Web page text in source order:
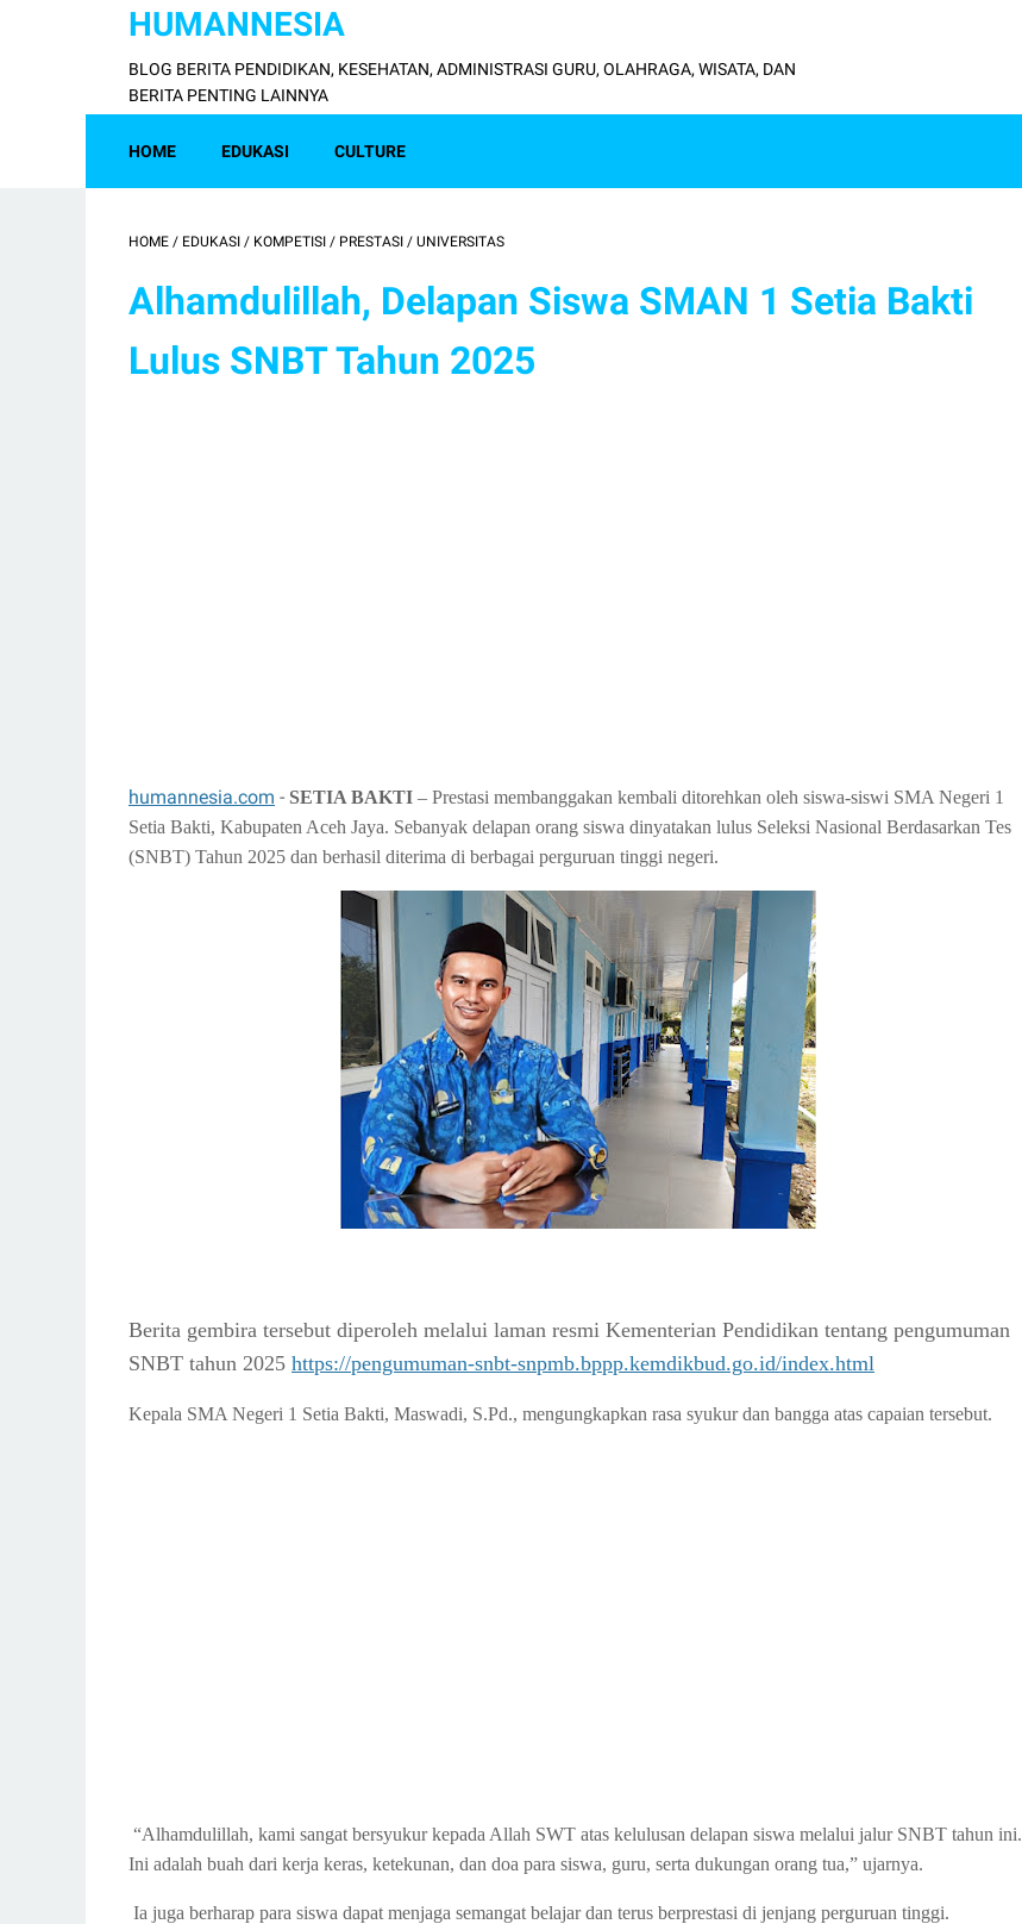
HUMANNESIA
BLOG BERITA PENDIDIKAN, KESEHATAN, ADMINISTRASI GURU, OLAHRAGA, WISATA, DAN
BERITA PENTING LAINNYA
HOME EDUKASI CULTURE
HOME / EDUKASI / KOMPETISI / PRESTASI / UNIVERSITAS
Alhamdulillah, Delapan Siswa SMAN 1 Setia Bakti
Lulus SNBT Tahun 2025
humannesia.com - SETIA BAKTI – Prestasi membanggakan kembali ditorehkan oleh siswa-siswi SMA Negeri 1
Setia Bakti, Kabupaten Aceh Jaya. Sebanyak delapan orang siswa dinyatakan lulus Seleksi Nasional Berdasarkan Tes
(SNBT) Tahun 2025 dan berhasil diterima di berbagai perguruan tinggi negeri.
Berita gembira tersebut diperoleh melalui laman resmi Kementerian Pendidikan tentang pengumuman
SNBT tahun 2025 https://pengumuman-snbt-snpmb.bppp.kemdikbud.go.id/index.html
Kepala SMA Negeri 1 Setia Bakti, Maswadi, S.Pd., mengungkapkan rasa syukur dan bangga atas capaian tersebut.
“Alhamdulillah, kami sangat bersyukur kepada Allah SWT atas kelulusan delapan siswa melalui jalur SNBT tahun ini.
Ini adalah buah dari kerja keras, ketekunan, dan doa para siswa, guru, serta dukungan orang tua,” ujarnya.
Ia juga berharap para siswa dapat menjaga semangat belajar dan terus berprestasi di jenjang perguruan tinggi.